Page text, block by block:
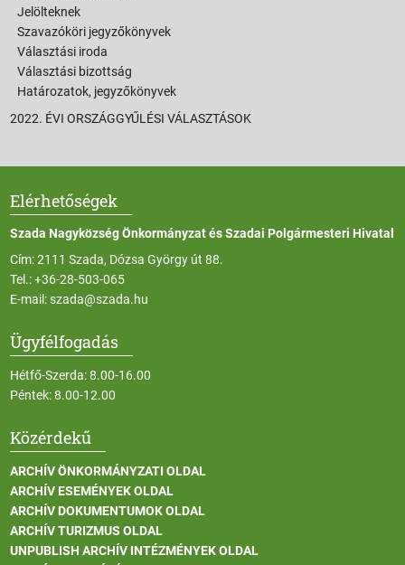
Jelölteknek
Szavazóköri jegyzőkönyvek
Választási iroda
Választási bizottság
Határozatok, jegyzőkönyvek
2022. ÉVI ORSZÁGGYŰLÉSI VÁLASZTÁSOK
Elérhetőségek
Szada Nagyközség Önkormányzat és Szadai Polgármesteri Hivatal
Cím: 2111 Szada, Dózsa György út 88.
Tel.:+36-28-503-065
E-mail:szada@szada.hu
Ügyfélfogadás
Hétfő-Szerda: 8.00-16.00
Péntek: 8.00-12.00
Közérdekű
ARCHÍV ÖNKORMÁNYZATI OLDAL
ARCHÍV ESEMÉNYEK OLDAL
ARCHÍV DOKUMENTUMOK OLDAL
ARCHÍV TURIZMUS OLDAL
UNPUBLISH ARCHÍV INTÉZMÉNYEK OLDAL